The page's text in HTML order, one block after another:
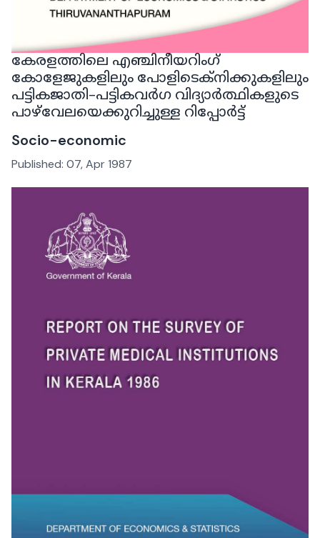
കേരളത്തിലെ എഞ്ചിനീയറിംഗ്
കോളേജുകളിലും പോളിടെക്‌നിക്കുകളിലും
പട്ടികജാതി-പട്ടികവർഗ വിദ്യാർത്ഥികളുടെ
പാഴ്‌വേലയെക്കുറിച്ചുള്ള റിപ്പോർട്ട്
Socio-economic
Published: 07, Apr 1987